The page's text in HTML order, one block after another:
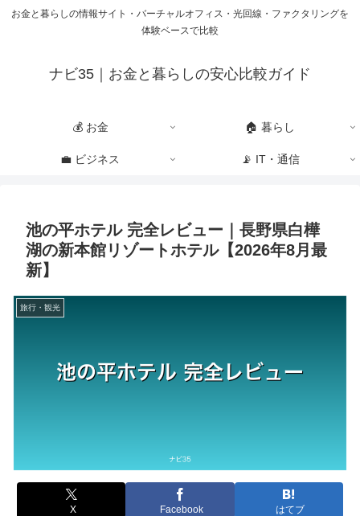
お金と暮らしの情報サイト・バーチャルオフィス・光回線・ファクタリングを
体験ベースで比較
ナビ35｜お金と暮らしの安心比較ガイド
💰 お金 🏠 暮らし
💼 ビジネス 📡 IT・通信
池の平ホテル 完全レビュー｜長野県白樺
湖の新本館リゾートホテル【2026年8月最
新】
旅行・観光
X Facebook はてブ